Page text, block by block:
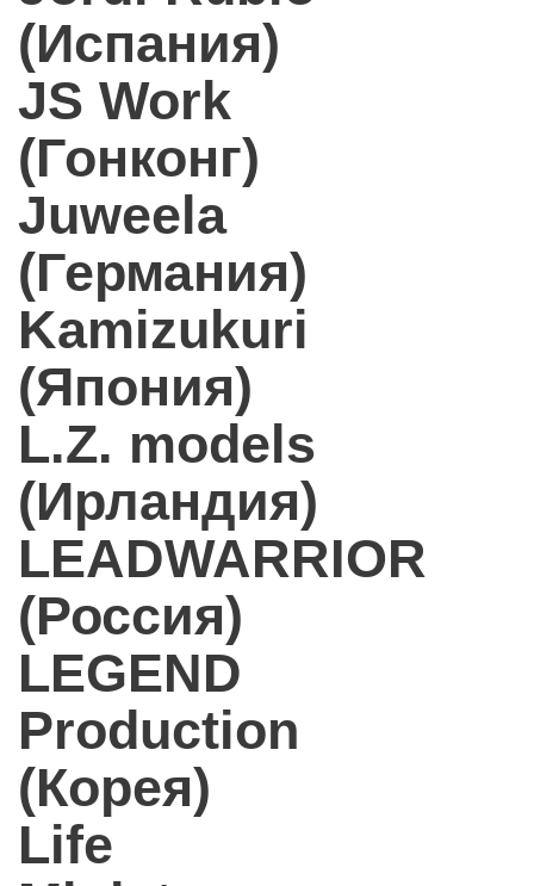
(Испания)
JS Work
(Гонконг)
Juweela
(Германия)
Kamizukuri
(Япония)
L.Z. models
(Ирландия)
LEADWARRIOR
(Россия)
LEGEND
Production
(Корея)
Life